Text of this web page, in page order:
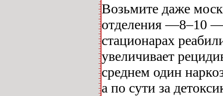
Возьмите даже
отделения —8–10 —
стационарах
увеличивает
среднем один
а по сути за